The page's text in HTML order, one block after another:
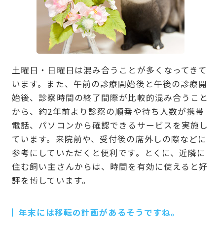
土曜日・日曜日は混み合うことが多くなってきて
います。また、午前の診療開始後と午後の診療開
始後、診察時間の終了間際が比較的混み合うこと
から、約2年前より診察の順番や待ち人数が携帯
電話、パソコンから確認できるサービスを実施し
ています。来院前や、受付後の席外しの際などに
参考にしていただくと便利です。とくに、近隣に
住む飼い主さんからは、時間を有効に使えると好
評を博しています。
年末には移転の計画があるそうですね。